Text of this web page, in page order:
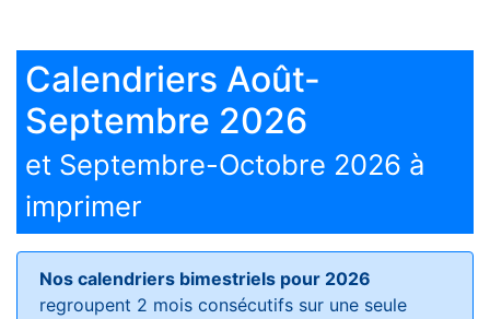
Calendriers Août-
Septembre 2026
et Septembre-Octobre 2026 à
imprimer
Nos calendriers bimestriels pour 2026
regroupent 2 mois consécutifs sur une seule